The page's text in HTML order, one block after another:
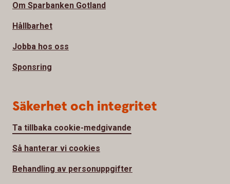
Om Sparbanken Gotland
Hållbarhet
Jobba hos oss
Sponsring
Säkerhet och integritet
Ta tillbaka cookie-medgivande
Så hanterar vi cookies
Behandling av personuppgifter